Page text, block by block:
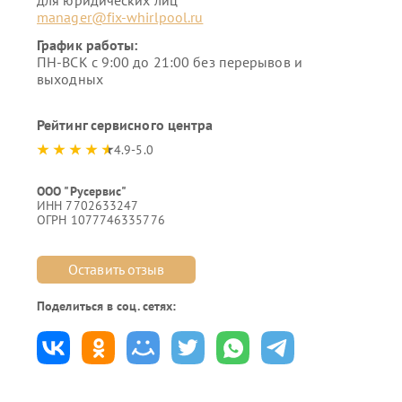
manager@fix-whirlpool.ru
График работы:
ПН-ВСК с 9:00 до 21:00 без перерывов и
выходных
Рейтинг сервисного центра
4.9-5.0
ООО "Русервис"
ИНН 7702633247
ОГРН 1077746335776
Оставить отзыв
Поделиться в соц. сетях: